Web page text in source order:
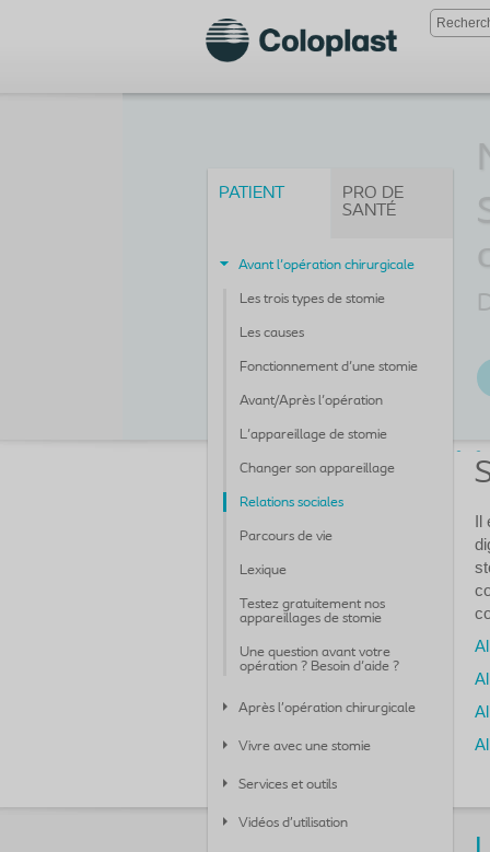
PATIENT
Avant l'opération chirurgicale
Les trois types de stomie
Les causes
Fonctionnement d'une stomie
Avant/Après l'opération
L'appareillage de stomie
Changer son appareillage
Relations sociales
Parcours de vie
Lexique
Testez gratuitement nos
appareillages de stomie
Une question avant votre
opération ? Besoin d'aide ?
Après l’opération chirurgicale
Vivre avec une stomie
Services et outils
Vidéos d’utilisation
PRO DE
SANTÉ
Il